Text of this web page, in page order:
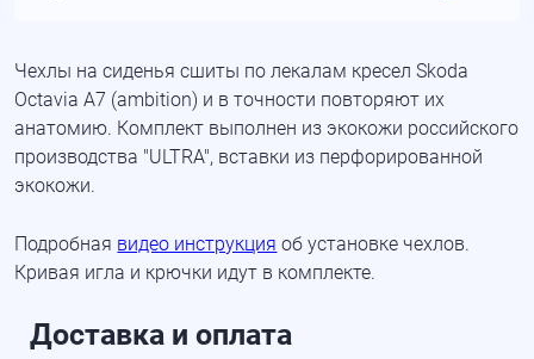
Чехлы на сиденья сшиты по лекалам кресел Skoda
Octavia A7 (ambition) и в точности повторяют их
анатомию. Комплект выполнен из экокожи российского
производства "ULTRA", вставки из перфорированной
экокожи.
Подробная видео инструкция об установке чехлов.
Кривая игла и крючки идут в комплекте.
Доставка и оплата